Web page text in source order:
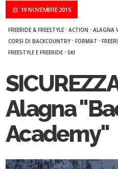
19 NOVEMBRE 2015
FREERIDE & FREESTYLE ·ACTION ·ALAGNA
CORSI DI BACKCOUNTRY·FORMAT ·
FREESTYLE E FREERIDE ·SKI
Alagna
Academy"